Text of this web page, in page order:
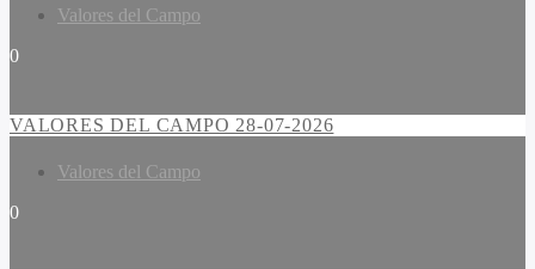
Valores del Campo
0
VALORES DEL CAMPO 28-07-2026
Valores del Campo
0